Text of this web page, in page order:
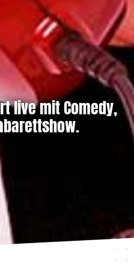
live mit Comedy,